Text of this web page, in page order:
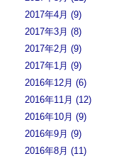
2017年4月 (9)
2017年3月 (8)
2017年2月 (9)
2017年1月 (9)
2016年12月 (6)
2016年11月 (12)
2016年10月 (9)
2016年9月 (9)
2016年8月 (11)